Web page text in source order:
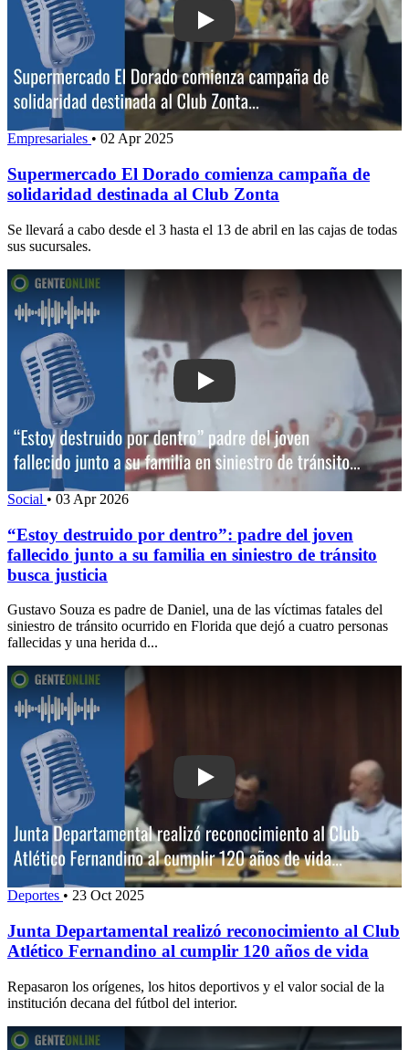
Play: Supermercado El Dorado
Empresariales • 02 Apr 2025
Supermercado El Dorado comienza campaña de
solidaridad destinada al Club Zonta
Se llevará a cabo desde el 3 hasta el 13 de abril en las cajas de todas
sus sucursales.
Play: “Estoy destruido por dentro”:
Social • 03 Apr 2026
“Estoy destruido por dentro”: padre del joven
fallecido junto a su familia en siniestro de tránsito
busca justicia
Gustavo Souza es padre de Daniel, una de las víctimas fatales del
siniestro de tránsito ocurrido en Florida que dejó a cuatro personas
fallecidas y una herida d...
Play: Junta Departamental realizó
Deportes • 23 Oct 2025
Junta Departamental realizó reconocimiento al Club
Atlético Fernandino al cumplir 120 años de vida
Repasaron los orígenes, los hitos deportivos y el valor social de la
institución decana del fútbol del interior.